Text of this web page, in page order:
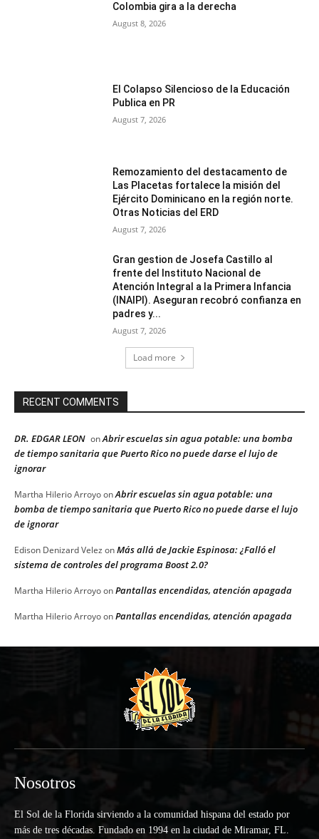
Colombia gira a la derecha
August 8, 2026
El Colapso Silencioso de la Educación
Publica en PR
August 7, 2026
Remozamiento del destacamento de
Las Placetas fortalece la misión del
Ejército Dominicano en la región norte.
Otras Noticias del ERD
August 7, 2026
Gran gestion de Josefa Castillo al
frente del Instituto Nacional de
Atención Integral a la Primera Infancia
(INAIPI). Aseguran recobró confianza en
padres y...
August 7, 2026
Load more
RECENT COMMENTS
DR. EDGAR LEON onAbrir escuelas sin agua potable: una bomba
de tiempo sanitaria que Puerto Rico no puede darse el lujo de
ignorar
Martha Hilerio ArroyoonAbrir escuelas sin agua potable: una
bomba de tiempo sanitaria que Puerto Rico no puede darse el lujo
de ignorar
Edison Denizard Velez onMás allá de Jackie Espinosa: ¿Falló el
sistema de controles del programa Boost 2.0?
Martha Hilerio ArroyoonPantallas encendidas, atención apagada
Martha Hilerio ArroyoonPantallas encendidas, atención apagada
Nosotros
El Sol de la Florida sirviendo a la comunidad hispana del estado por
más de tres décadas. Fundado en 1994 en la ciudad de Miramar, FL.